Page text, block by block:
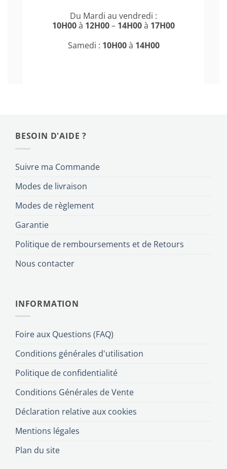
Du Mardi au vendredi :
10H00à 12H00– 14H00à 17H00
Samedi : 10H00à 14H00
BESOIN D'AIDE ?
Suivre ma Commande
Modes de livraison
Modes de règlement
Garantie
Politique de remboursements et de Retours
Nous contacter
INFORMATION
Foire aux Questions (FAQ)
Conditions générales d'utilisation
Politique de confidentialité
Conditions Générales de Vente
Déclaration relative aux cookies
Mentions légales
Plan du site